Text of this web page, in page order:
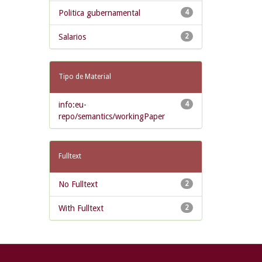
4
Politica gubernamental
2
Salarios
Tipo de Material
4
info:eu-
repo/semantics/workingPaper
Fulltext
2
No Fulltext
2
With Fulltext